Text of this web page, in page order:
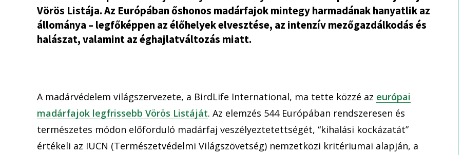
Vörös Listája. Az Európában őshonos madárfajok mintegy harmadának hanyatlik az
állománya – legfőképpen az élőhelyek elvesztése, az intenzív mezőgazdálkodás és
halászat, valamint az éghajlatváltozás miatt.
A madárvédelem világszervezete, a BirdLife International, ma tette közzé az európai
madárfajok legfrissebb Vörös Listáját. Az elemzés 544 Európában rendszeresen és
természetes módon előforduló madárfaj veszélyeztetettségét, “kihalási kockázatát”
értékeli az IUCN (Természetvédelmi Világszövetség) nemzetközi kritériumai alapján, a